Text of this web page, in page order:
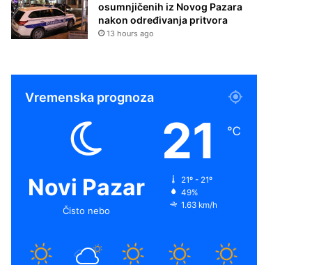
osumnjičenih iz Novog Pazara
nakon određivanja pritvora
13 hours ago
Vremenska prognoza
Novi Pazar
Čisto nebo
21 ℃
21º - 21º
49%
1.63 km/h